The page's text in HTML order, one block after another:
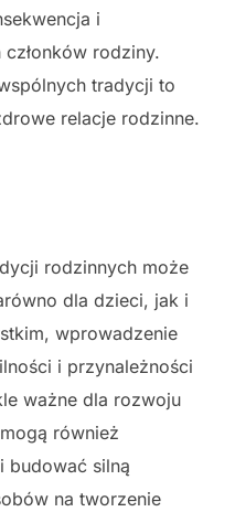
i
rodziny.
tradycji to
relacje rodzinne.
rodzinnych może
dla dzieci, jak i
wprowadzenie
i przynależności
ważne dla rozwoju
również
budować silną
na tworzenie